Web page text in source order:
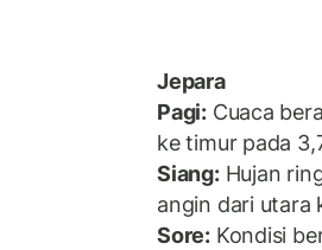
Jepara
Pagi:Cuaca
ke timur pada
Siang:Hujan
angin dari utara
Sore:Kondisi